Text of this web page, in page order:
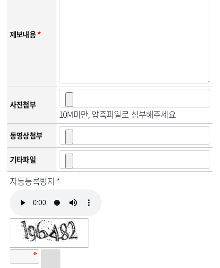
제보내용*
사진첨부
10M미만, 압축파일로 첨부해주세요
동영상첨부
기타파일
자동등록방지 *